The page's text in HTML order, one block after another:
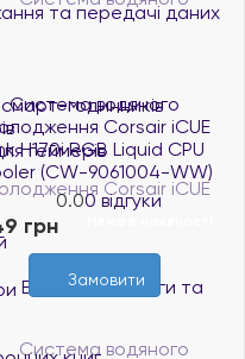
та передачі даних
годинників
геймерів
Електронні книги та
Система водяного
Corsair iCUE
H170i RGB Liquid CPU
(CW-9061004-WW)
0.00 відгуки
грн
Замовити